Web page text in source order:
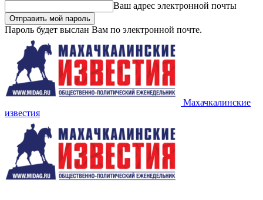
Ваш адрес электронной почты
Пароль будет выслан Вам по электронной почте.
Махачкалинские
известия